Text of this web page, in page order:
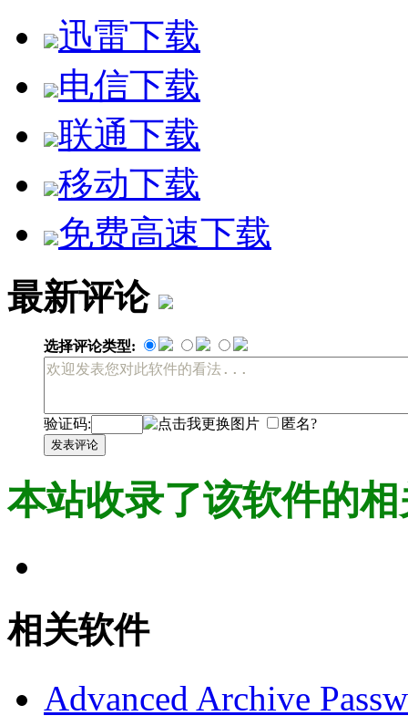
Microsoft Money 数据库
Microsoft Schedule+ 文件
Microsoft Backup 文件
Microsoft Mail 文件
Visio 文件
Microsoft PowerPoint 演示
Microsoft Project 文件
Microsoft Pocket Excel 文件
Microsoft OneNote 文件
注意事项：
不要把待破解的文件置于程序目录下，否则可能无法正常识别
可通过language菜单随意切换语言
迅雷下载
电信下载
联通下载
移动下载
免费高速下载
最新评论
选择评论类型:
验证码: 匿名?
发表评论
本站收录了该软件的
相关软件
Advanced Archive